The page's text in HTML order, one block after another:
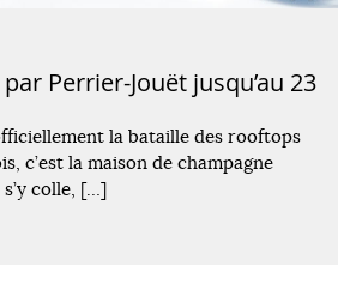
Perrier-Jouët jusqu’au 23
la bataille des rooftops
c’est la maison de champagne
colle, […]